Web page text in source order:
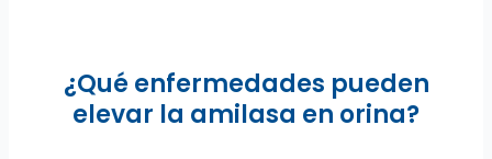
¿Qué enfermedades pueden
elevar la amilasa en orina?